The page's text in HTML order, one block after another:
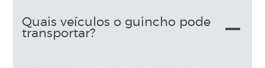
Quais veículos o guincho pode
transportar?